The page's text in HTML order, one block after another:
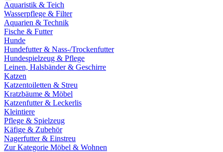
Aquaristik & Teich
Wasserpflege & Filter
Aquarien & Technik
Fische & Futter
Hunde
Hundefutter & Nass-/Trockenfutter
Hundespielzeug & Pflege
Leinen, Halsbänder & Geschirre
Katzen
Katzentoiletten & Streu
Kratzbäume & Möbel
Katzenfutter & Leckerlis
Kleintiere
Pflege & Spielzeug
Käfige & Zubehör
Nagerfutter & Einstreu
Zur Kategorie Möbel & Wohnen